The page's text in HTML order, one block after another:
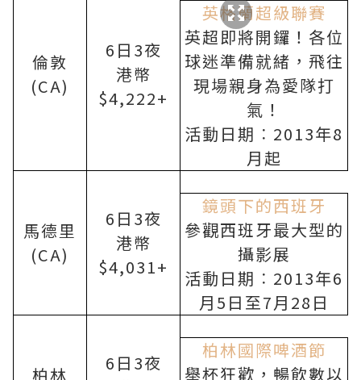
倫敦
(CA)
6 日 3夜
港幣
$4,222+
英格蘭超級聯賽
英超即將開鑼！各位
球迷準備就緒，飛往
現場親身為愛隊打
氣！
活動日期︰ 2013年8
月起
馬德里
(CA)
6 日 3夜
港幣
$4,031+
鏡頭下的西班牙
參觀西班牙最大型的
攝影展
活動日期︰ 2013年6
月 5 日至7月 28 日
柏林
6 日 3夜
柏林國際啤酒節
舉杯狂歡，暢飲數以